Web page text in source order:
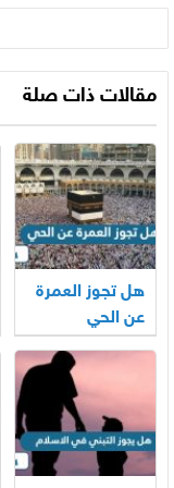
مقالات ذات صلة
هل تجوز العمرة
عن الحي